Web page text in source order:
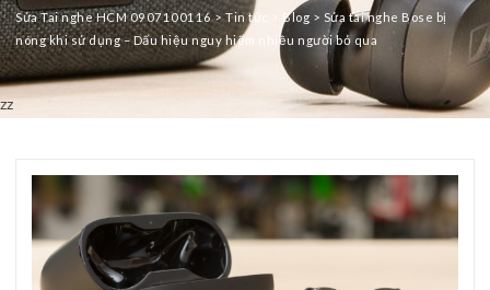
Sửa Tai nghe HCM 0907100116>Tin tức Blog > Sửa tai nghe Bose bị
nóng khi sử dụng – Dấu hiệu nguy hiểm nhiều người bỏ qua
zz